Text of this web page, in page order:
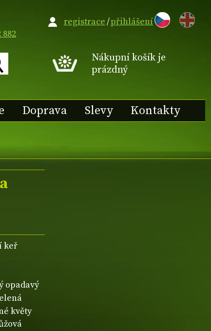
882
EN
Nákupní košík je
prázdný
Doprava Slevy Kontakty
registrace/přihlášení
keř
opadavý
květy